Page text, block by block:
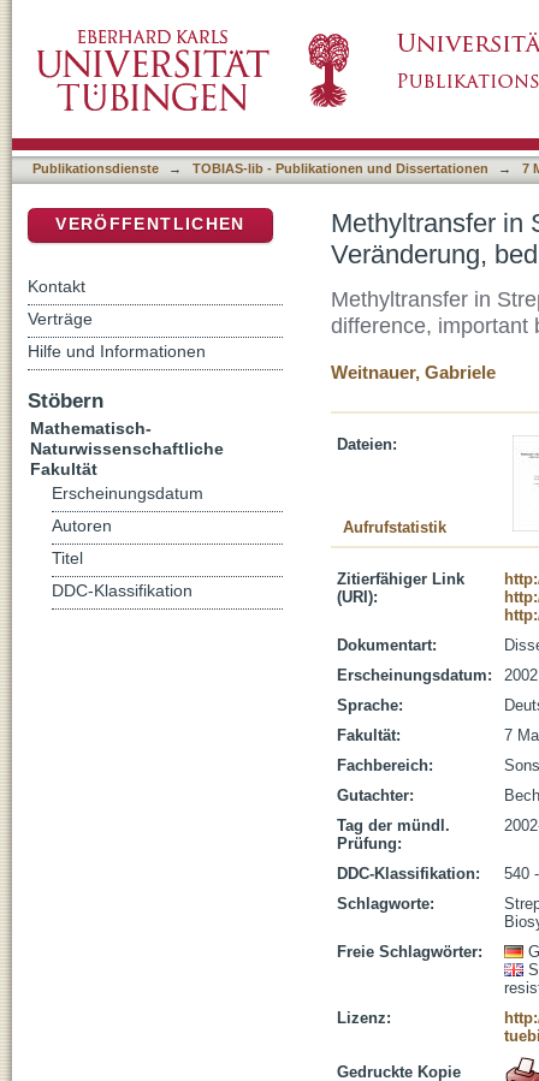
Publikationsdienste → TOBIAS-lib - Publikationen und Dissertationen → 7
Methyltransfer in
Veränderung,
Methyltransfer in
difference, important
Weitnauer, Gabriele
Dateien:
Aufrufstatistik
Zitierfähiger Link
(URI):
Dokumentart:
Erscheinungsdatum:
2002
Sprache:
Fakultät:
7
Fachbereich:
Gutachter:
Tag der mündl.
Prüfung:
DDC-Klassifikation:
540
Schlagworte:
Freie Schlagwörter:
Lizenz:
Gedruckte Kopie
VERÖFFENTLICHEN
Kontakt
Verträge
Hilfe und Informationen
Stöbern
Mathematisch-
Naturwissenschaftliche
Fakultät
Erscheinungsdatum
Autoren
Titel
DDC-Klassifikation